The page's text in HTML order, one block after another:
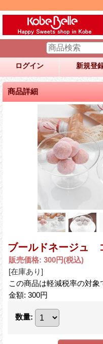
ログイン 新規登
商品詳細
ブールドネージュ
販売価格: 300円(税込)
[在庫あり]
この商品は軽減税率の対象
金額: 300円
数量: